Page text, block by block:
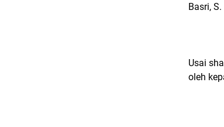
Basri,
Usai
oleh